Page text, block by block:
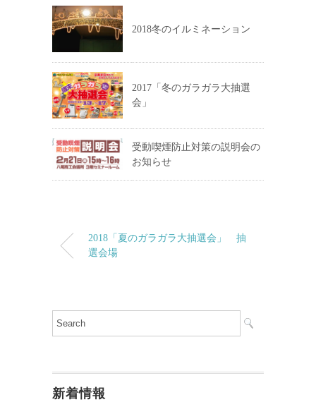
2018冬のイルミネーション
2017「冬のガラガラ大抽選
会」
受動喫煙防止対策の説明会の
お知らせ
2018「夏のガラガラ大抽選会」 抽
選会場
新着情報